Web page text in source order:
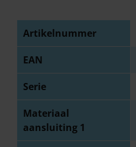
Artikelnummer
EAN
Serie
Materiaal
aansluiting 1